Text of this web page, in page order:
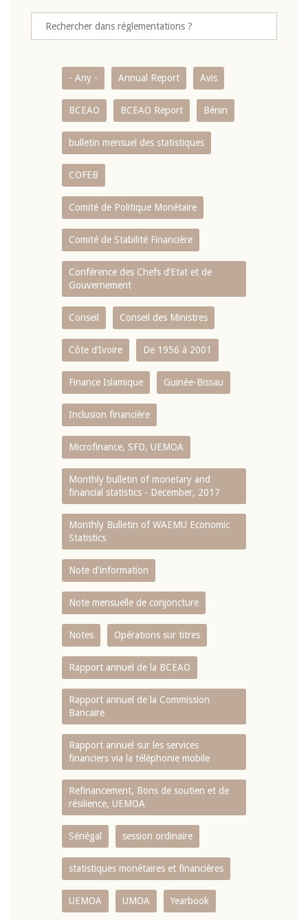
- Any - Annual Report Avis
BCEAO BCEAO Report Bénin
bulletin mensuel des statistiques
COFEB
Comité de Politique Monétaire
Comité de Stabilité Financière
Conférence des Chefs d’Etat et de
Gouvernement
Conseil Conseil des Ministres
Côte d’Ivoire De 1956 à 2001
Finance Islamique Guinée-Bissau
Inclusion financière
Microfinance, SFD, UEMOA
Monthly bulletin of monetary and
financial statistics - December, 2017
Monthly Bulletin of WAEMU Economic
Statistics
Note d'information
Note mensuelle de conjoncture
Notes Opérations sur titres
Rapport annuel de la BCEAO
Rapport annuel de la Commission
Bancaire
Rapport annuel sur les services
financiers via la téléphonie mobile
Refinancement, Bons de soutien et de
résilience, UEMOA
Sénégal session ordinaire
statistiques monétaires et financières
UEMOA UMOA Yearbook